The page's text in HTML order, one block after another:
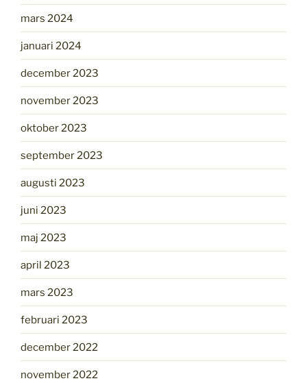
mars 2024
januari 2024
december 2023
november 2023
oktober 2023
september 2023
augusti 2023
juni 2023
maj 2023
april 2023
mars 2023
februari 2023
december 2022
november 2022